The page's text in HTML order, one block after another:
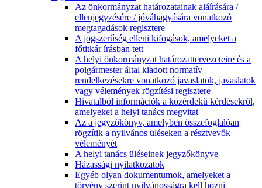
Az önkormányzat határozatainak aláírására /
ellenjegyzésére / jóváhagyására vonatkozó
megtagadások regisztere
A jogszerűség elleni kifogások, amelyeket a
főtitkár írásban tett
A helyi önkormányzat határozattervezeteire és a
polgármester által kiadott normatív
rendelkezésekre vonatkozó javaslatok, javaslatok
vagy vélemények rögzítési regisztere
Hivatalból információk a közérdekű kérdésekről,
amelyeket a helyi tanács megvitat
Az a jegyzőkönyv, amelyben összefoglalóan
rögzítik a nyilvános üléseken a résztvevők
véleményét
A helyi tanács üléseinek jegyzőkönyve
Házassági nyilatkozatok
Egyéb olyan dokumentumok, amelyeket a
törvény szerint nyilvánosságra kell hozni